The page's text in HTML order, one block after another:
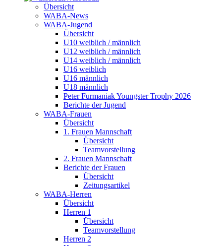
Übersicht
WABA-News
WABA-Jugend
Übersicht
U10 weiblich / männlich
U12 weiblich / männlich
U14 weiblich / männlich
U16 weiblich
U16 männlich
U18 männlich
Peter Furmaniak Youngster Trophy 2026
Berichte der Jugend
WABA-Frauen
Übersicht
1. Frauen Mannschaft
Übersicht
Teamvorstellung
2. Frauen Mannschaft
Berichte der Frauen
Übersicht
Zeitungsartikel
WABA-Herren
Übersicht
Herren 1
Übersicht
Teamvorstellung
Herren 2